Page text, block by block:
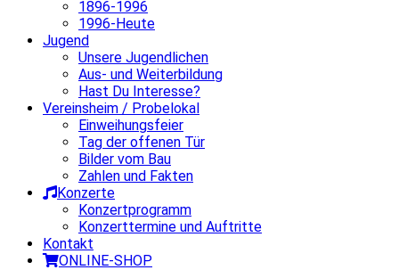
1896-1996
1996-Heute
Jugend
Unsere Jugendlichen
Aus- und Weiterbildung
Hast Du Interesse?
Vereinsheim / Probelokal
Einweihungsfeier
Tag der offenen Tür
Bilder vom Bau
Zahlen und Fakten
Konzerte
Konzertprogramm
Konzerttermine und Auftritte
Kontakt
ONLINE-SHOP